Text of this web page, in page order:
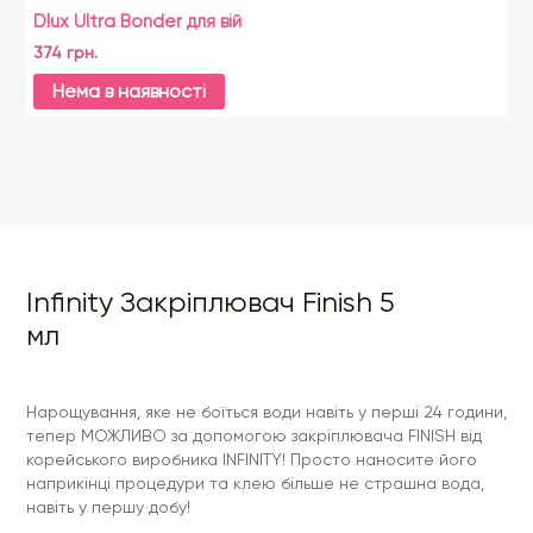
Dlux Ultra Bonder для вій
374 грн.
Нема в наявності
Infinity Закріплювач Finish 5
мл
Нарощування, яке не боїться води навіть у перші 24 години,
тепер МОЖЛИВО за допомогою закріплювача FINISH від
корейського виробника INFINITY! Просто наносите його
наприкінці процедури та клею більше не страшна вода,
навіть у першу добу!